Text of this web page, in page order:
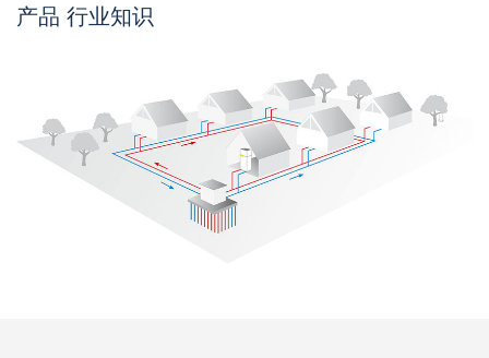
产品 行业知识